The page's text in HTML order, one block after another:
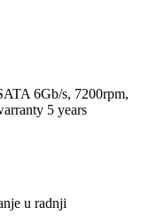
6Gb/s, 7200rpm,
5 years
u radnji